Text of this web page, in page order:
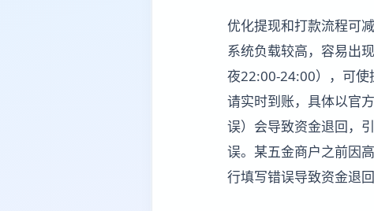
优化提现和打款流程可
系统负载较高，容易出
夜22:00-24:00），可使
请实时到账，具体以官
误）会导致资金退回，
误。某五金商户之前因
行填写错误导致资金退